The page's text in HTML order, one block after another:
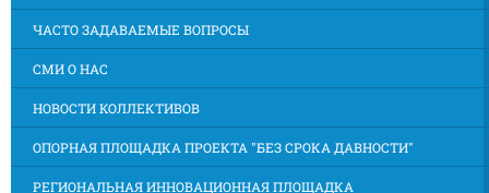
ЧАСТО ЗАДАВАЕМЫЕ ВОПРОСЫ
СМИ О НАС
НОВОСТИ КОЛЛЕКТИВОВ
ОПОРНАЯ ПЛОЩАДКА ПРОЕКТА "БЕЗ СРОКА ДАВНОСТИ"
РЕГИОНАЛЬНАЯ ИННОВАЦИОННАЯ ПЛОЩАДКА